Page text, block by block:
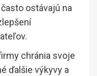
ostávajú na
chránia svoje
ďalšie výkyvy a